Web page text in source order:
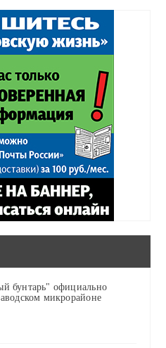
бунтарь" официально
микрорайоне